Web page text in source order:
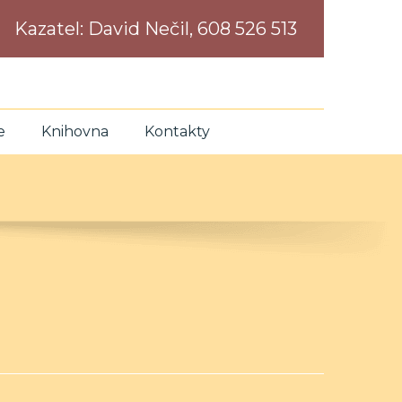
Kazatel: David Nečil, 608 526 513
Knihovna Kontakty